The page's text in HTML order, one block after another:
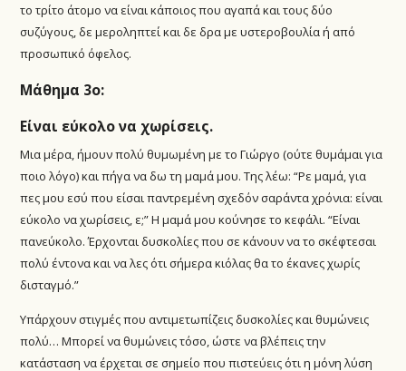
το τρίτο άτομο να είναι κάποιος που αγαπά και τους δύο
συζύγους, δε μεροληπτεί και δε δρα με υστεροβουλία ή από
προσωπικό όφελος.
Μάθημα 3ο:
Είναι εύκολο να χωρίσεις.
Μια μέρα, ήμουν πολύ θυμωμένη με το Γιώργο (ούτε θυμάμαι για
ποιο λόγο) και πήγα να δω τη μαμά μου. Της λέω: “Ρε μαμά, για
πες μου εσύ που είσαι παντρεμένη σχεδόν σαράντα χρόνια: είναι
εύκολο να χωρίσεις, ε;” Η μαμά μου κούνησε το κεφάλι. “Είναι
πανεύκολο. Έρχονται δυσκολίες που σε κάνουν να το σκέφτεσαι
πολύ έντονα και να λες ότι σήμερα κιόλας θα το έκανες χωρίς
δισταγμό.”
Υπάρχουν στιγμές που αντιμετωπίζεις δυσκολίες και θυμώνεις
πολύ… Μπορεί να θυμώνεις τόσο, ώστε να βλέπεις την
κατάσταση να έρχεται σε σημείο που πιστεύεις ότι η μόνη λύση